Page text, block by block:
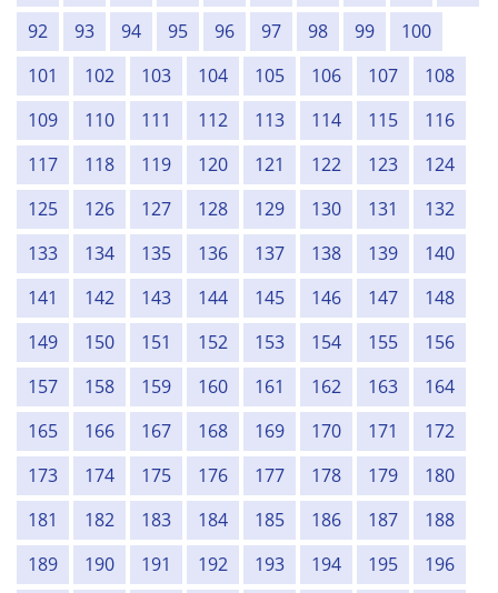
92
93 94 95 96 97 98 99
100
101
102 103 104 105 106 107
108
109
110 111 112 113 114 115
116
117
118 119 120 121 122 123
124
125
126 127 128 129 130 131
132
133
134 135 136 137 138 139
140
141
142 143 144 145 146 147
148
149
150 151 152 153 154 155
156
157
158 159 160 161 162 163
164
165
166 167 168 169 170 171
172
173
174 175 176 177 178 179
180
181
182 183 184 185 186 187
188
189
190 191 192 193 194 195
196